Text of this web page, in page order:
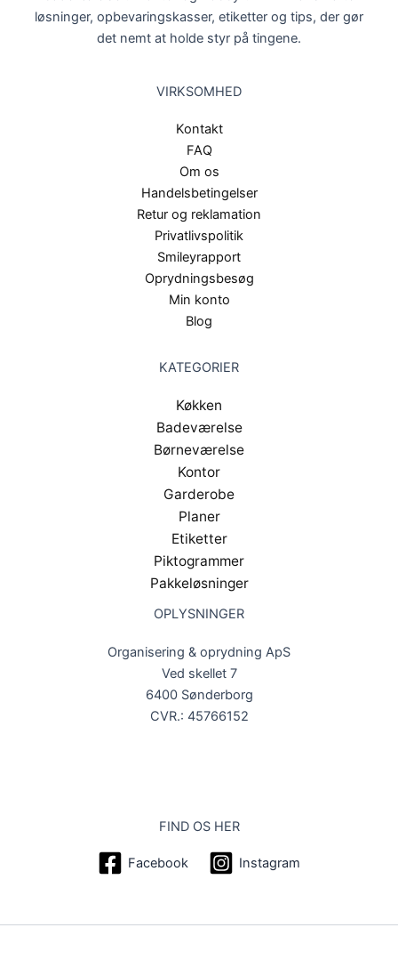
løsninger, opbevaringskasser, etiketter og tips, der gør
det nemt at holde styr på tingene.
VIRKSOMHED
Kontakt
FAQ
Om os
Handelsbetingelser
Retur og reklamation
Privatlivspolitik
Smileyrapport
Oprydningsbesøg
Min konto
Blog
KATEGORIER
Køkken
Badeværelse
Børneværelse
Kontor
Garderobe
Planer
Etiketter
Piktogrammer
Pakkeløsninger
OPLYSNINGER
Organisering & oprydning ApS
Ved skellet 7
6400 Sønderborg
CVR.: 45766152
FIND OS HER
Facebook Instagram